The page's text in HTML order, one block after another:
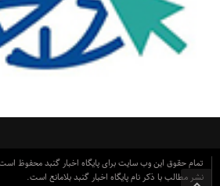
تمام حقوق این وب سایت برای پایگاه اخبار گنبد محفوظ
نشر مطالب با ذکر نام پایگاه اخبار گنبد بلامانع است.